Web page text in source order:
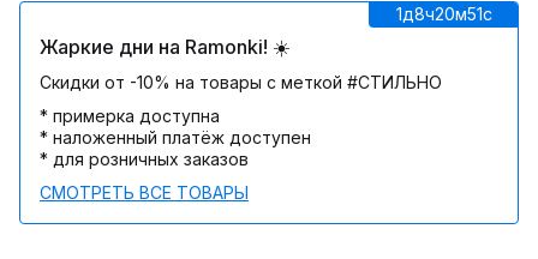
1д8ч20м51c
Жаркие дни на Ramonki! ☀️
Скидки от -10% на товары с меткой #СТИЛЬНО
* примерка доступна
* наложенный платёж доступен
* для розничных заказов
СМОТРЕТЬ ВСЕ ТОВАРЫ